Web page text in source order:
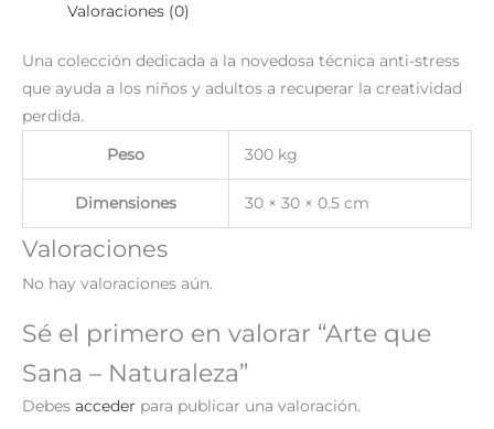
Valoraciones (0)
Una colección dedicada a la novedosa técnica anti-stress
que ayuda a los niños y adultos a recuperar la creatividad
perdida.
Peso 300 kg
Dimensiones 30 × 30 × 0.5 cm
Valoraciones
No hay valoraciones aún.
Sé el primero en valorar “Arte que
Sana – Naturaleza”
Debes acceder para publicar una valoración.